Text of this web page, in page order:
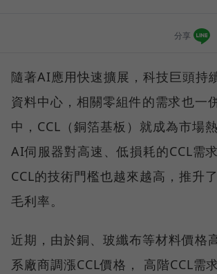
分享
隨著AI應用快速擴展，科技巨頭持
資料中心，相關零組件的需求也一
中，CCL（銅箔基板）就成為市場
AI伺服器對高速、低損耗的CCL需
CCL的技術門檻也越來越高，推升
毛利率。
近期，由於銅、玻纖布等材料價格
系廠商調漲CCL價格， 高階CCL需